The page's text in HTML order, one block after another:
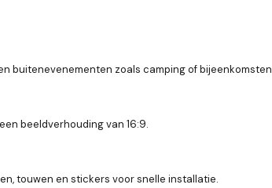
buitenevenementen zoals camping of
beeldverhouding van 16:9.
touwen en stickers voor snelle installatie.